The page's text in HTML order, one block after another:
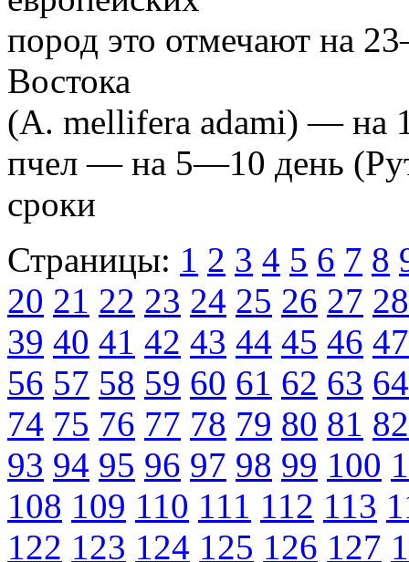
пород это отмечают на
Востока
(A. mellifera adami) — на
пчел — на 5—10 день
сроки
Страницы: 1 2 3 4 5 6 7 8
20 21 22 23 24 25 26 27 28
39 40 41 42 43 44 45 46 47
56 57 58 59 60 61 62 63 64
74 75 76 77 78 79 80 81 82
93 94 95 96 97 98 99 100
108 109 110 111 112 113
122 123 124 125 126 127